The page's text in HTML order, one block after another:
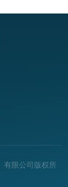
有限公司版权所